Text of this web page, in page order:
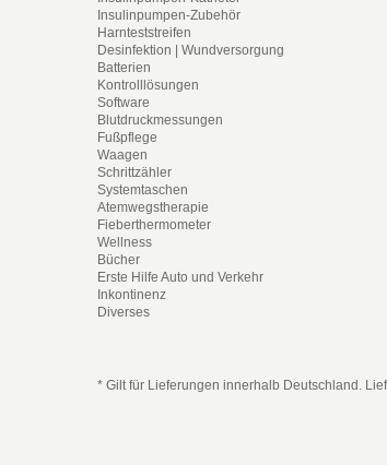
Insulinpumpen-Zubehör
Harnteststreifen
Desinfektion | Wundversorgung
Batterien
Kontrolllösungen
Software
Blutdruckmessungen
Fußpflege
Waagen
Schrittzähler
Systemtaschen
Atemwegstherapie
Fieberthermometer
Wellness
Bücher
Erste Hilfe Auto und Verkehr
Inkontinenz
Diverses
* Gilt für Lieferungen innerhalb Deutschland.